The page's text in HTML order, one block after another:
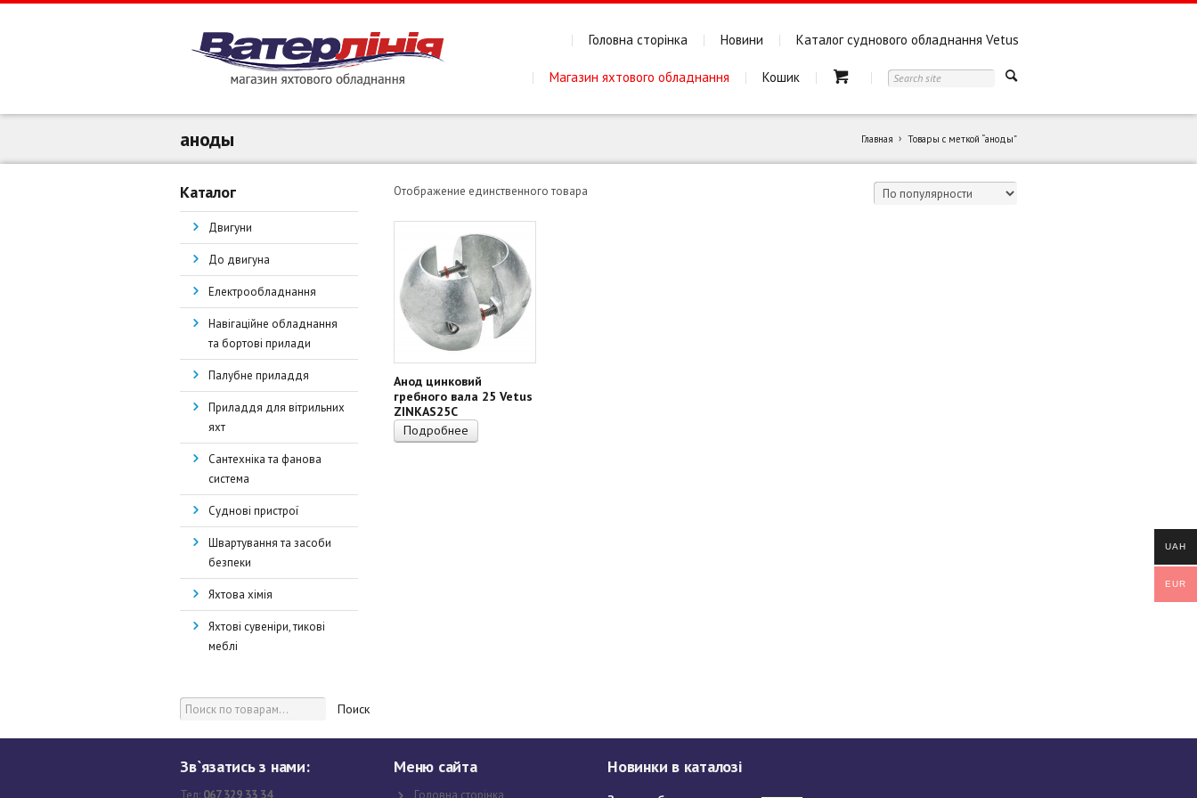
Головна сторінка Новини Каталог суднового обладнання Vetus
Магазин яхтового обладнання Кошик
Главная Товары с меткой “аноды”
аноды
Отображение единственного товара
Анод цинковий
гребного вала 25 Vetus
ZINKAS25C
Подробнее
Каталог
Двигуни
До двигуна
Електрообладнання
Навігаційне обладнання
та бортові прилади
Палубне приладдя
Приладдя для вітрильних
яхт
Сантехніка та фанова
система
Суднові пристрої
Швартування та засоби
безпеки
Яхтова хімія
Яхтові сувеніри, тикові
меблі
Поиск
Зв`язатись з нами:
Тел: 067 329 33 34
Меню сайта
Головна сторінка
Новинки в каталозі
UAH
EUR